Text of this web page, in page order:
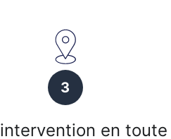
3
en toute